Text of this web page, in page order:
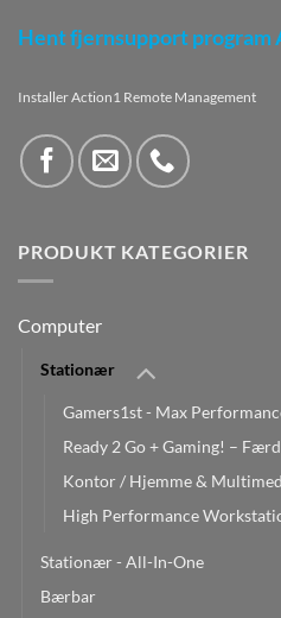
Hent fjernsupport program
Installer Action1 Remote Management
PRODUKT KATEGORIER
Computer
Stationær
Gamers1st - Max
Ready 2 Go + Gaming! –
Kontor / Hjemme &
High Performance
Stationær - All-In-One
Bærbar